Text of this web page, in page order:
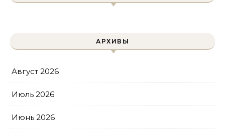
АРХИВЫ
Август 2026
Июль 2026
Июнь 2026